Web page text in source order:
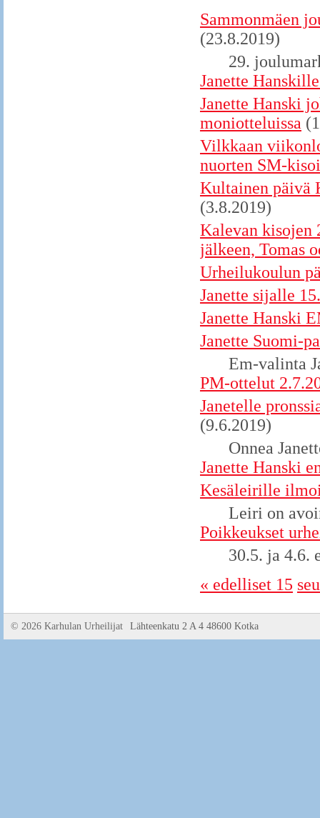
Sammonmäen
(23.8.2019)
29.
Janette
Janette Hanski
moniotteluissa
Vilkkaan
nuorten SM-
Kultainen päivä
(3.8.2019)
Kalevan kisojen
jälkeen, Tomas
Urheilukoulun
Janette sijalle
Janette Hanski
Janette Suomi-
Em-valinta
PM-ottelut
Janetelle
(9.6.2019)
Onnea
Janette Hanski
Kesäleirille
Leiri on
Poikkeukset
30.5. ja 4.6.
« edelliset 15
© 2026 Karhulan Urheilijat Lähteenkatu 2 A 4 48600 Kotka